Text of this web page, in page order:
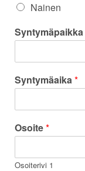
Nainen
Syntymäpaikka
Syntymäaika*
Osoite*
Osoiterivi 1